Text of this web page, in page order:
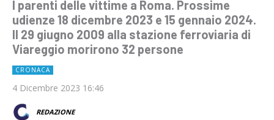
I parenti delle vittime a Roma. Prossime
udienze 18 dicembre 2023 e 15 gennaio 2024.
Il 29 giugno 2009 alla stazione ferroviaria di
Viareggio morirono 32 persone
CRONACA
4 Dicembre 2023 16:46
REDAZIONE